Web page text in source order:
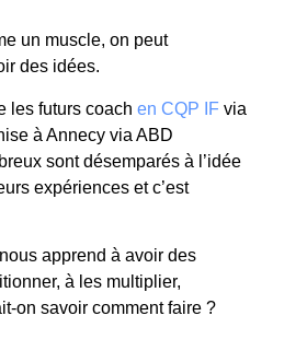
un muscle, on peut
des idées.
les futurs coach en CQP IFvia
à Annecy via ABD
sont désemparés à l’idée
expériences et c’est
apprend à avoir des
à les multiplier,
on savoir comment faire ?